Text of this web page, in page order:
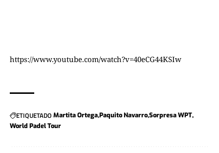
https://www.youtube.com/watch?v=40eCG44KSIw
ETIQUETADO Martita OrtegaPaquito NavarroSorpresa WPT
World Padel Tour